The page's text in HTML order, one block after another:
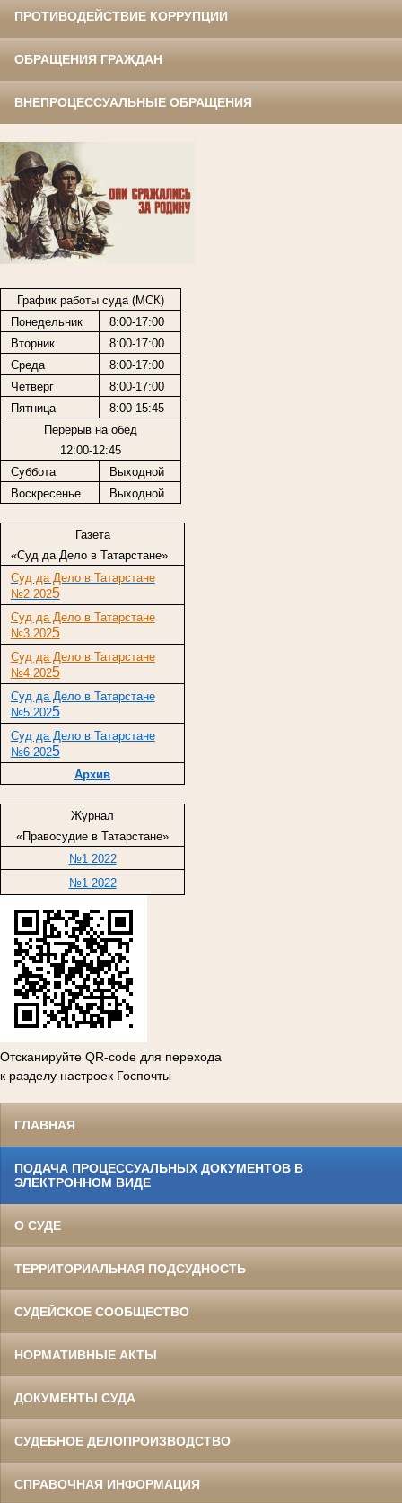
ПРОТИВОДЕЙСТВИЕ КОРРУПЦИИ
ОБРАЩЕНИЯ ГРАЖДАН
ВНЕПРОЦЕССУАЛЬНЫЕ ОБРАЩЕНИЯ
График работы суда (МСК)
Понедельник
8:00-17:00
Вторник
8:00-17:00
Среда
8:00-17:00
Четверг
8:00-17:00
Пятница
8:00-15:45
Перерыв на обед
12:00-12:45
Суббота
Выходной
Воскресенье
Выходной
Газета
«Суд да Дело в Татарстане»
Суд да Дело в Татарстане
№2 2025
Суд да Дело в Татарстане
№3 2025
Суд да Дело в Татарстане
№4 2025
Суд да Дело в Татарстане
№5 2025
Суд да Дело в Татарстане
№6 2025
Архив
Журнал
«Правосудие в Татарстане»
№1 2022
№1 2022
Отсканируйте QR-code для перехода
к разделу настроек Госпочты
ГЛАВНАЯ
ПОДАЧА ПРОЦЕССУАЛЬНЫХ ДОКУМЕНТОВ В
ЭЛЕКТРОННОМ ВИДЕ
О СУДЕ
ТЕРРИТОРИАЛЬНАЯ ПОДСУДНОСТЬ
СУДЕЙСКОЕ СООБЩЕСТВО
НОРМАТИВНЫЕ АКТЫ
ДОКУМЕНТЫ СУДА
СУДЕБНОЕ ДЕЛОПРОИЗВОДСТВО
СПРАВОЧНАЯ ИНФОРМАЦИЯ